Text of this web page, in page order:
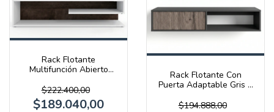
Rack Flotante
Multifunción Abierto
$222.400,00
$189.040,00
Rack Flotante Con
Puerta Adaptable Gris Y
$194.888,00